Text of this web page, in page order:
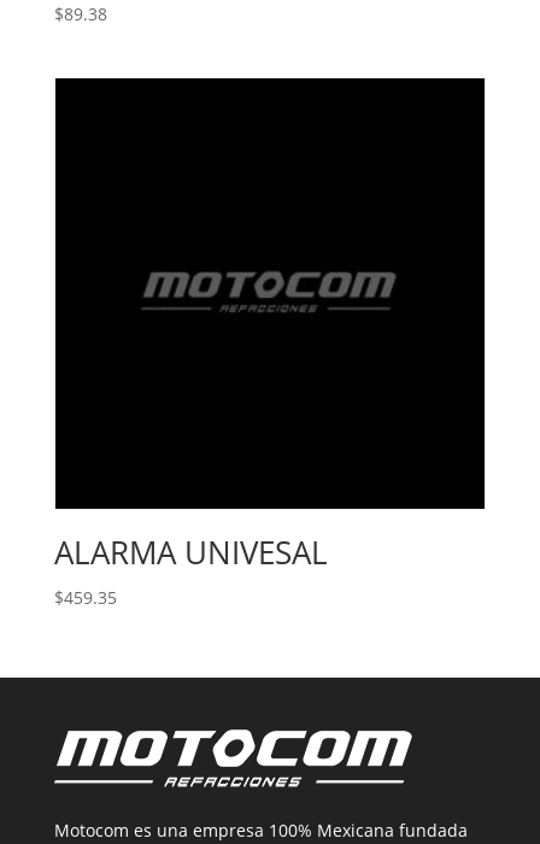
$89.38
ALARMA UNIVESAL
$459.35
Motocom es una empresa 100% Mexicana fundada